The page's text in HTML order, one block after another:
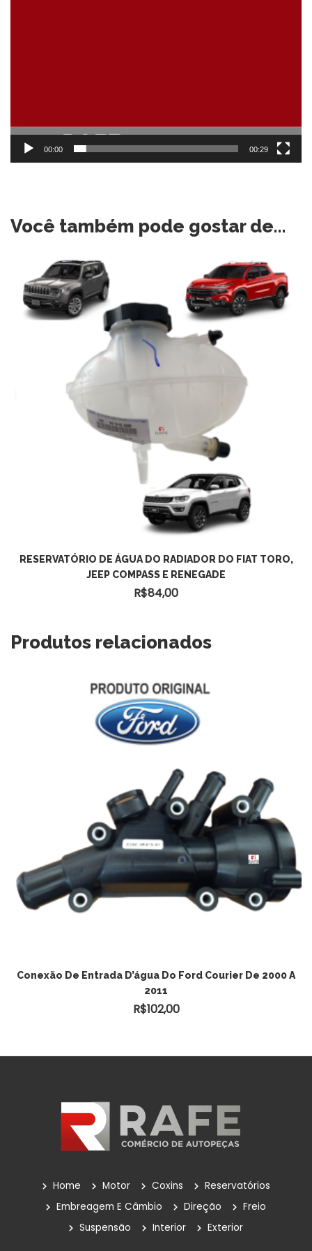
00:00 00:29
Você também pode gostar de…
RESERVATÓRIO DE ÁGUA DO RADIADOR DO FIAT TORO,
JEEP COMPASS E RENEGADE
R$84,00
Produtos relacionados
Conexão De Entrada D’água Do Ford Courier De 2000 A
2011
R$102,00
Home Motor Coxins
Reservatórios
Embreagem E Câmbio
Direção
Freio
Suspensão
Interior Exterior